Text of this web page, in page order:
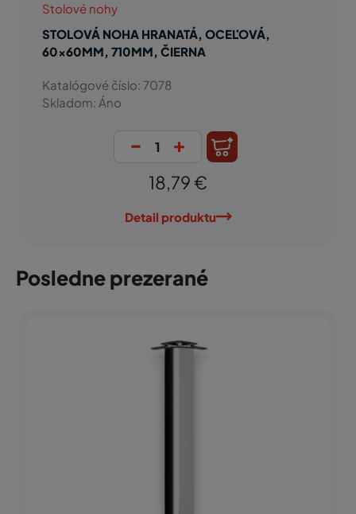
Stolové nohy
STOLOVÁ NOHA HRANATÁ, OCEĽOVÁ,
60x60MM, 710MM, ČIERNA
Katalógové číslo: 7078
Skladom: Áno
- +
18,79 €
Detail produktu
Posledne prezerané